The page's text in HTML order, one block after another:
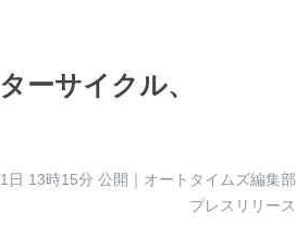
ーサイクル、
日 13時15分 公開｜オートタイムズ編集部
プレスリリース